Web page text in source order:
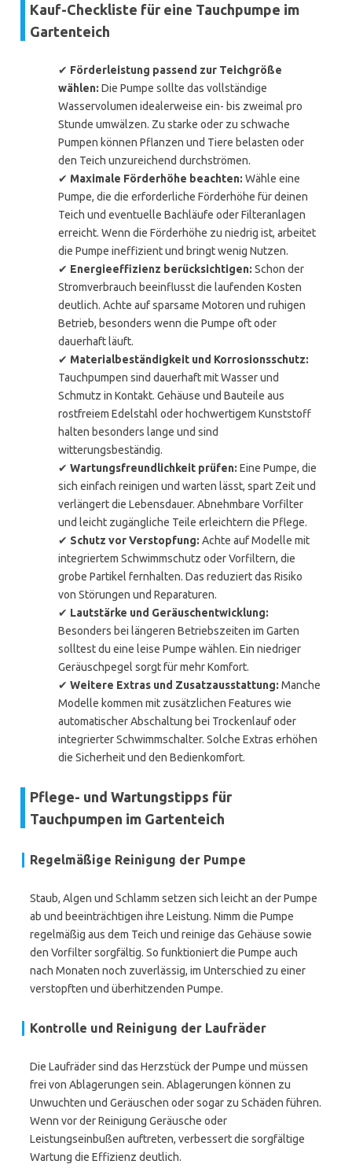
Kauf-Checkliste für eine Tauchpumpe im
Gartenteich
✔ Förderleistung passend zur Teichgröße
wählen: Die Pumpe sollte das vollständige
Wasservolumen idealerweise ein- bis zweimal pro
Stunde umwälzen. Zu starke oder zu schwache
Pumpen können Pflanzen und Tiere belasten oder
den Teich unzureichend durchströmen.
✔ Maximale Förderhöhe beachten: Wähle eine
Pumpe, die die erforderliche Förderhöhe für deinen
Teich und eventuelle Bachläufe oder Filteranlagen
erreicht. Wenn die Förderhöhe zu niedrig ist, arbeitet
die Pumpe ineffizient und bringt wenig Nutzen.
✔ Energieeffizienz berücksichtigen: Schon der
Stromverbrauch beeinflusst die laufenden Kosten
deutlich. Achte auf sparsame Motoren und ruhigen
Betrieb, besonders wenn die Pumpe oft oder
dauerhaft läuft.
✔ Materialbeständigkeit und Korrosionsschutz:
Tauchpumpen sind dauerhaft mit Wasser und
Schmutz in Kontakt. Gehäuse und Bauteile aus
rostfreiem Edelstahl oder hochwertigem Kunststoff
halten besonders lange und sind
witterungsbeständig.
✔ Wartungsfreundlichkeit prüfen: Eine Pumpe, die
sich einfach reinigen und warten lässt, spart Zeit und
verlängert die Lebensdauer. Abnehmbare Vorfilter
und leicht zugängliche Teile erleichtern die Pflege.
✔ Schutz vor Verstopfung: Achte auf Modelle mit
integriertem Schwimmschutz oder Vorfiltern, die
grobe Partikel fernhalten. Das reduziert das Risiko
von Störungen und Reparaturen.
✔ Lautstärke und Geräuschentwicklung:
Besonders bei längeren Betriebszeiten im Garten
solltest du eine leise Pumpe wählen. Ein niedriger
Geräuschpegel sorgt für mehr Komfort.
✔ Weitere Extras und Zusatzausstattung: Manche
Modelle kommen mit zusätzlichen Features wie
automatischer Abschaltung bei Trockenlauf oder
integrierter Schwimmschalter. Solche Extras erhöhen
die Sicherheit und den Bedienkomfort.
Pflege- und Wartungstipps für
Tauchpumpen im Gartenteich
Regelmäßige Reinigung der Pumpe
Staub, Algen und Schlamm setzen sich leicht an der Pumpe
ab und beeinträchtigen ihre Leistung. Nimm die Pumpe
regelmäßig aus dem Teich und reinige das Gehäuse sowie
den Vorfilter sorgfältig. So funktioniert die Pumpe auch
nach Monaten noch zuverlässig, im Unterschied zu einer
verstopften und überhitzenden Pumpe.
Kontrolle und Reinigung der Laufräder
Die Laufräder sind das Herzstück der Pumpe und müssen
frei von Ablagerungen sein. Ablagerungen können zu
Unwuchten und Geräuschen oder sogar zu Schäden führen.
Wenn vor der Reinigung Geräusche oder
Leistungseinbußen auftreten, verbessert die sorgfältige
Wartung die Effizienz deutlich.